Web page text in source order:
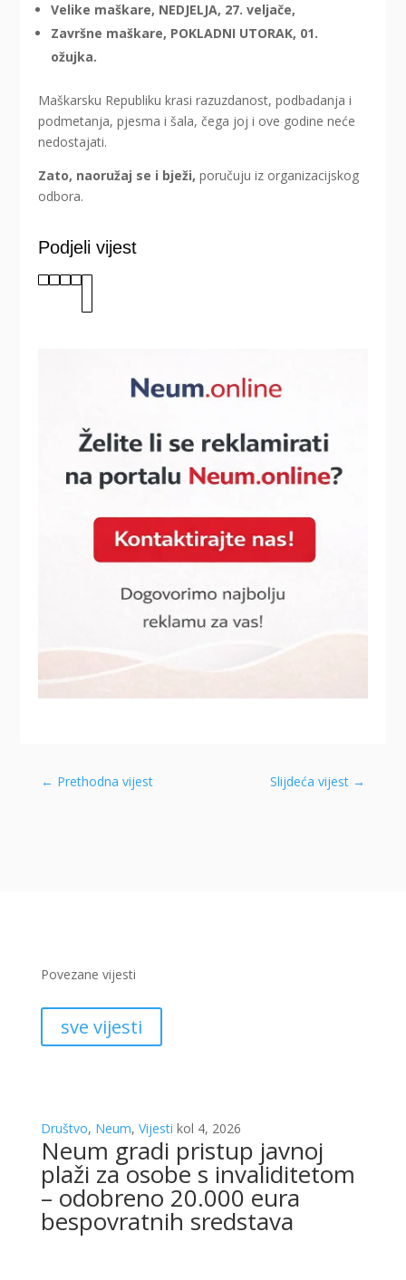
Velike maškare, NEDJELJA, 27. veljače,
Završne maškare, POKLADNI UTORAK, 01.
ožujka.
Maškarsku Republiku krasi razuzdanost, podbadanja i
podmetanja, pjesma i šala, čega joj i ove godine neće
nedostajati.
Zato, naoružaj se i bježi, poručuju iz organizacijskog
odbora.
Podjeli vijest
← Prethodna vijest Slijdeća vijest →
Povezane vijesti
sve vijesti
Društvo, Neum, Vijesti kol 4, 2026
Neum gradi pristup javnoj
plaži za osobe s invaliditetom
– odobreno 20.000 eura
bespovratnih sredstava